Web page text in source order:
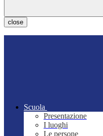
close
Scuola
Presentazione
I luoghi
Le persone